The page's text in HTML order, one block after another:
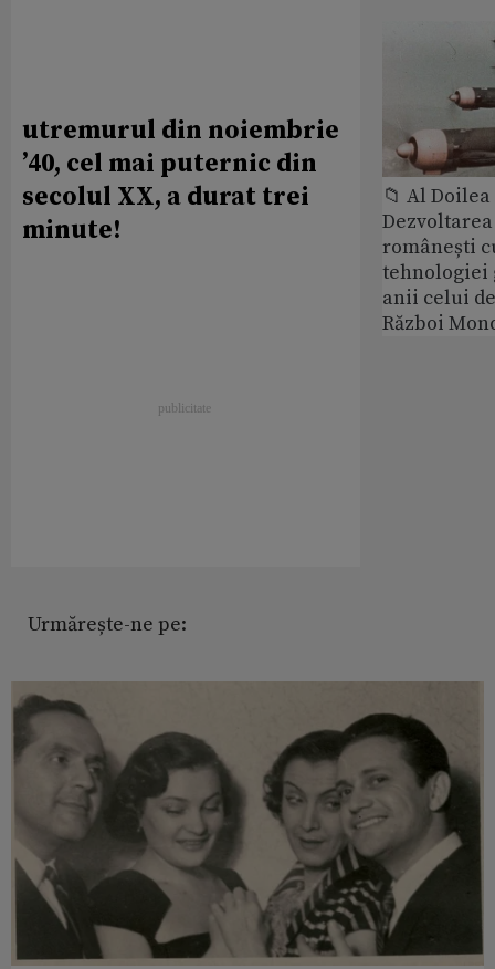
utremurul din noiembrie
’40, cel mai puternic din
secolul XX, a durat trei
minute!
Urmărește-ne pe:
📁 Al
românești
tehnologiei
anii celui
Război